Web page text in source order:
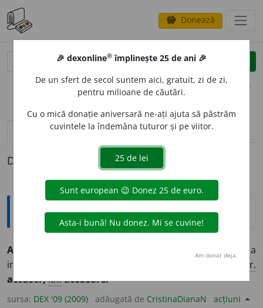
savings Donează
clear
opțiuni
definiții (1) pronunțievolume_up (50)
Definiția cu ID-ul 549723:
Explicative DEX
ACUZ
A învinui, a învinovăți; a
imputa. 2. A arăta, a vădi, a manifesta o reacție. – Din
fr.
accuser,lat.accusare.
sursa: DEX '09 (2009) adăugată de CristinaDianaN acțiuni
🎉 dexonline® împlinește 25 de ani 🎉
De un sfert de secol suntem aici, gratuit, zi de zi,
pentru milioane de căutări.
Cu o mică donație aniversară ne-ați ajuta să păstrăm
cuvintele la îndemâna tuturor și pe viitor.
Am donat deja.